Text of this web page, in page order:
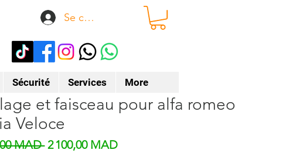
Se connecter
Sécurité Services More
et faisceau pour alfa romeo
Veloce
MAD Prix original
2 100,00 MADPrix promotionnel